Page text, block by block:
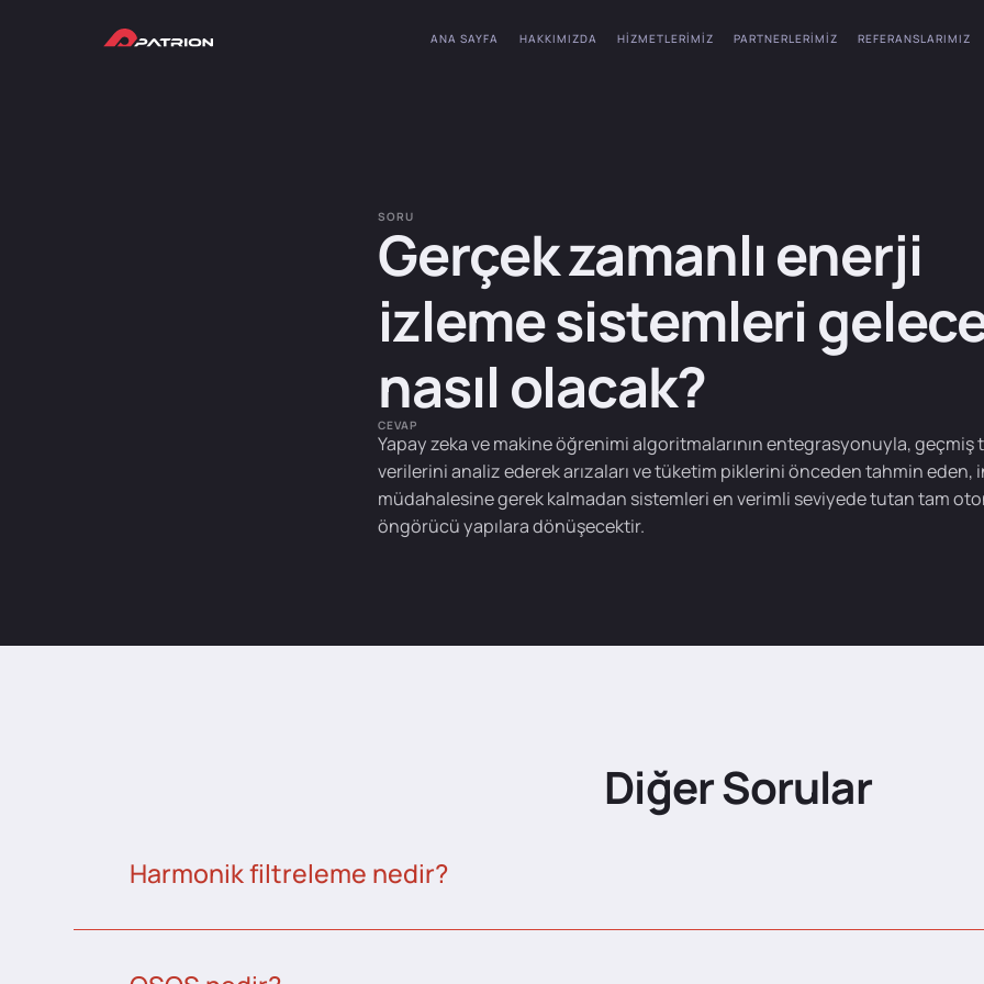
ANA SAYFA HAKKIMIZDA HIZMETLERIMIZ PARTNERLERIMIZ REFERANSLARIMIZ
SORU
Gerçek zamanlı enerji
izleme sistemleri
nasıl olacak?
CEVAP
Yapay zeka ve makine öğrenimi algoritmalarının entegrasyonuyla, geçmiş
verilerini analiz ederek arızaları ve tüketim piklerini önceden tahmin eden,
müdahalesine gerek kalmadan sistemleri en verimli seviyede tutan tam
öngörücü yapılara dönüşecektir.
Diğer Sorular
Harmonik filtreleme nedir?